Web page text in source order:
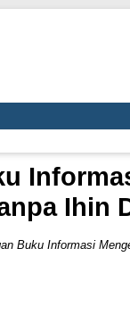
Ihin
Buku Informasi